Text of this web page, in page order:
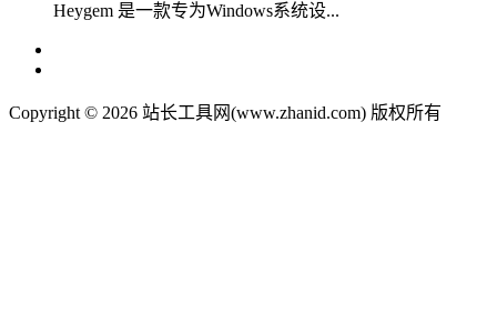
Heygem 是一款专为Windows系统设...
Copyright © 2026 站长工具网(www.zhanid.com) 版权所有